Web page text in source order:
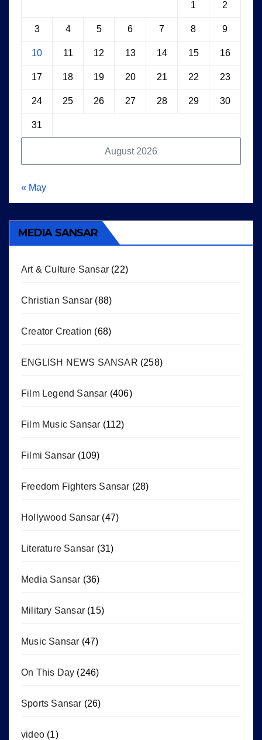
August 2026
1 2
3 4 5 6 7 8 9
10 11 12 13 14 15 16
17 18 19 20 21 22 23
24 25 26 27 28 29 30
31
« May
MEDIA SANSAR
Art & Culture Sansar (22)
Christian Sansar (88)
Creator Creation (68)
ENGLISH NEWS SANSAR (258)
Film Legend Sansar (406)
Film Music Sansar (112)
Filmi Sansar (109)
Freedom Fighters Sansar (28)
Hollywood Sansar (47)
Literature Sansar (31)
Media Sansar (36)
Military Sansar (15)
Music Sansar (47)
On This Day (246)
Sports Sansar (26)
video (1)